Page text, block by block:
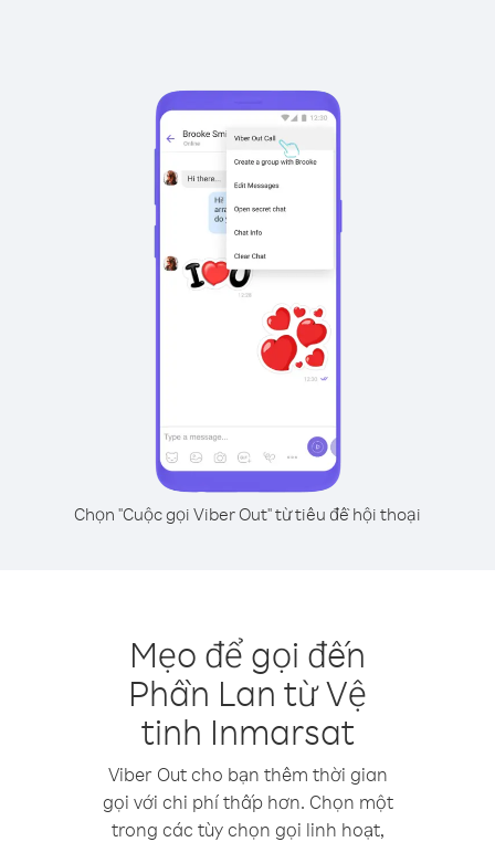
Chọn "Cuộc gọi Viber Out" từ tiêu đề hội thoại
Mẹo để gọi đến
Phần Lan từ Vệ
tinh Inmarsat
Viber Out cho bạn thêm thời gian
gọi với chi phí thấp hơn. Chọn một
trong các tùy chọn gọi linh hoạt,